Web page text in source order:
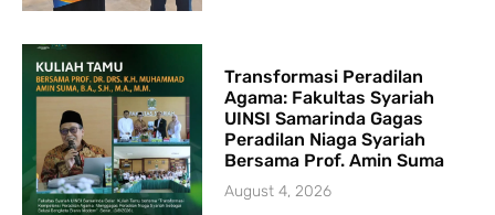
Transformasi Peradilan
Agama: Fakultas Syariah
UINSI Samarinda Gagas
Peradilan Niaga Syariah
Bersama Prof. Amin Suma
August 4, 2026